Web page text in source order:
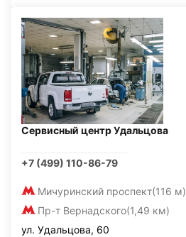
Сервисный центр Удальцова
+7 (499) 110-86-79
Мичуринский проспект(116 м)
Пр-т Вернадского(1,49 км)
ул. Удальцова, 60